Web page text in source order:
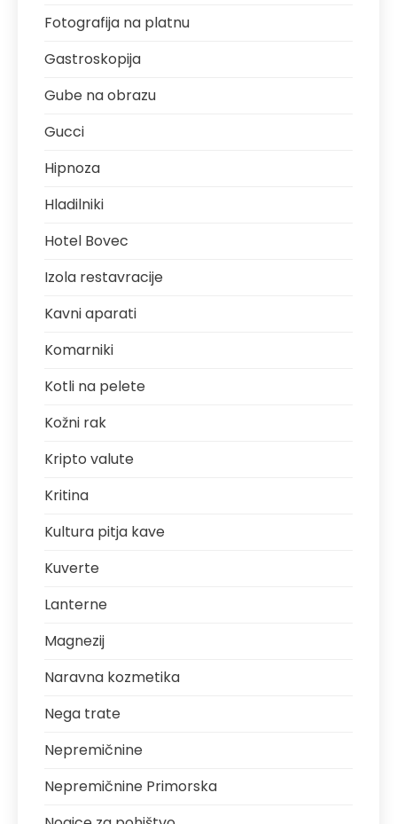
Fotografija na platnu
Gastroskopija
Gube na obrazu
Gucci
Hipnoza
Hladilniki
Hotel Bovec
Izola restavracije
Kavni aparati
Komarniki
Kotli na pelete
Kožni rak
Kripto valute
Kritina
Kultura pitja kave
Kuverte
Lanterne
Magnezij
Naravna kozmetika
Nega trate
Nepremičnine
Nepremičnine Primorska